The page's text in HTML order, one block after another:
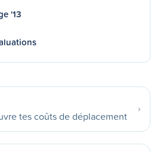
'13
tes coûts de déplacement